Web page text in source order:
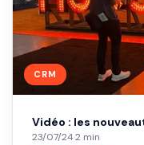
CRM
Vidéo : les
23/07/24·2 min